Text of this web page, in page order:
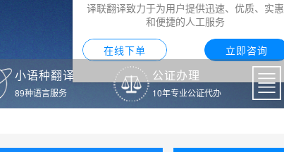
译联翻译致力于为用户提供迅速、优质、实惠
和便捷的人工服务
在线下单 立即咨询
小语种翻译
89种语言服务
公证办理
10年专业公证代办